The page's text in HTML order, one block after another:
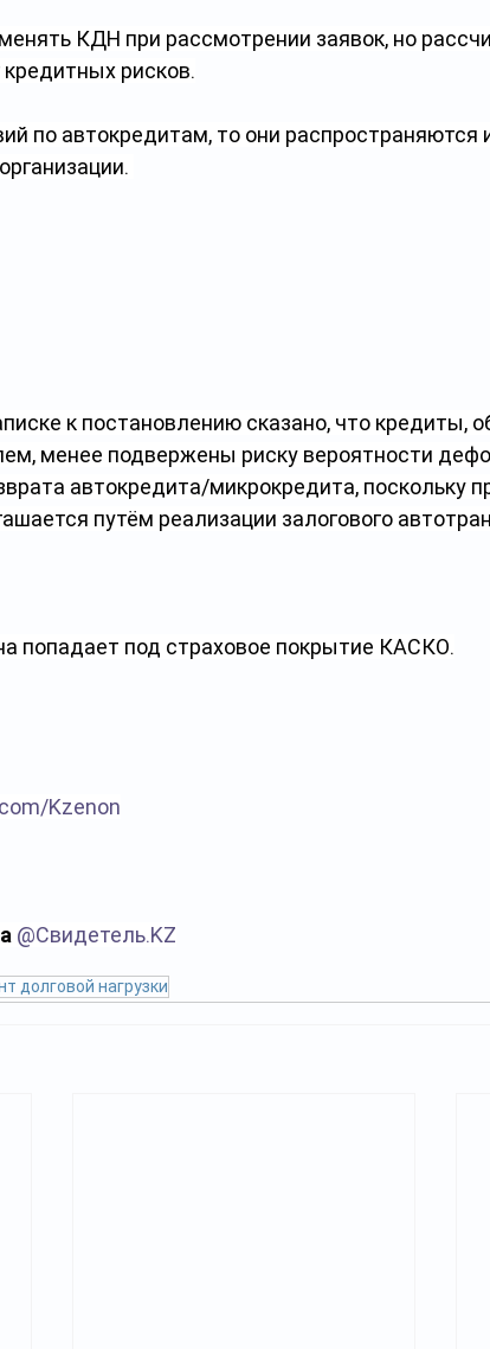
КДН при рассмотрении заявок, но
рисков.
по автокредитам, то они распространяются
к постановлению сказано, что кредиты,
менее подвержены риску вероятности
автокредита/микрокредита, поскольку
путём реализации залогового
попадает под страховое покрытие КАСКО.
Kzenon
@Свидетель.KZ
долговой нагрузки